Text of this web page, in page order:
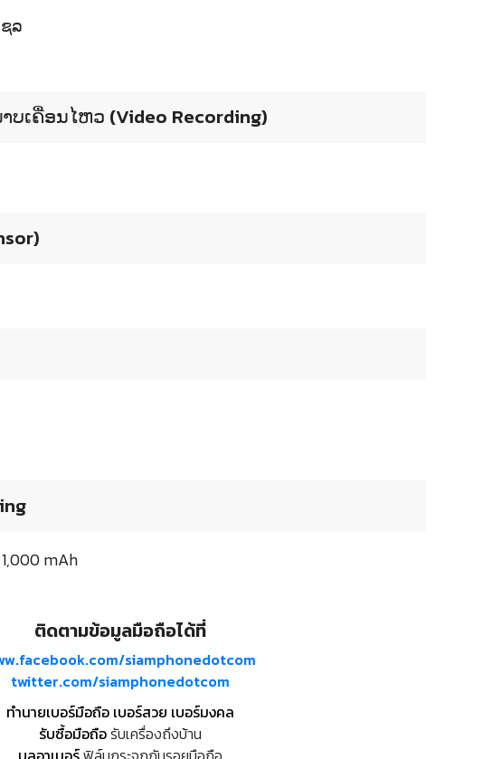
ລ
ເຄື່ອນໄຫວ (Video Recording)
mAh
ติดตามข้อมูลมือถือได้ที่
siamphonedotcom
twitter.com/siamphonedotcom
ทำนายเบอร์มือถือ เบอร์สวย เบอร์มงคล
รับซื้อมือถือรับเครื่องถึงบ้าน